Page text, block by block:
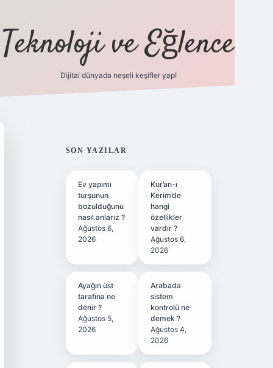
Teknoloji ve Eğlence
Dijital dünyada neşeli keşifler yap!
SIDEBAR
SON YAZILAR
Ev yapımı
turşunun
bozulduğunu
nasıl anlarız ?
Ağustos 6,
2026
Kur’an-ı
Kerim’de
hangi
özellikler
vardır ?
Ağustos 6,
2026
Ayağın üst
tarafına ne
denir ?
Ağustos 5,
2026
Arabada
sistem
kontrolü ne
demek ?
Ağustos 4,
2026